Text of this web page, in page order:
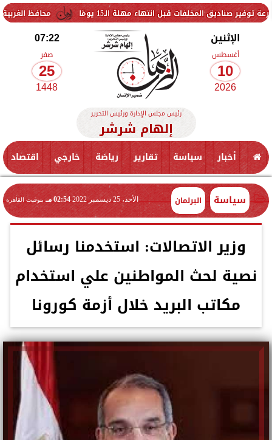
محافظ الغربية يتفقد حزمة قبل انتهاء مهلة الـ15 يومًا
الإثنين
أغسطس
10
2026
07:22
صفر
25
1448
رئيس مجلس الإدارة ورئيس التحرير
إلهام شرشر
أخبار سياسة تقارير رياضة خارجي اقتصاد
سياسة البرلمان الأحد، 25 ديسمبر 2022 02:54 مـ بتوقيت القاهرة
وزير الاتصالات: استخدمنا رسائل
نصية لحث المواطنين علي استخدام
مكاتب البريد خلال أزمة كورونا